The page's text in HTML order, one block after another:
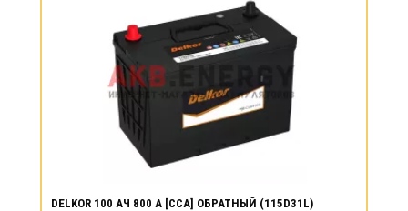
DELKOR 100 АЧ 800 А [CCA] ОБРАТНЫЙ (115D31L)